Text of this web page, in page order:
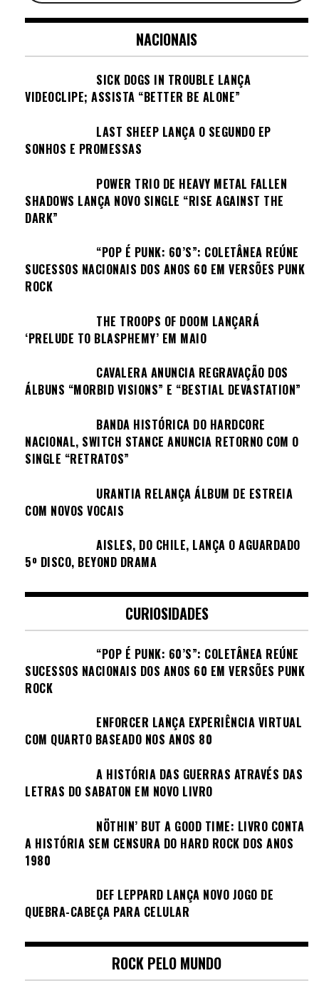
NACIONAIS
SICK DOGS IN TROUBLE LANÇA
VIDEOCLIPE; ASSISTA “BETTER BE ALONE”
LAST SHEEP LANÇA O SEGUNDO EP
SONHOS E PROMESSAS
POWER TRIO DE HEAVY METAL FALLEN
SHADOWS LANÇA NOVO SINGLE “RISE AGAINST THE
DARK”
“POP É PUNK: 60’S”: COLETÂNEA REÚNE
SUCESSOS NACIONAIS DOS ANOS 60 EM VERSÕES PUNK
ROCK
THE TROOPS OF DOOM LANÇARÁ
‘PRELUDE TO BLASPHEMY’ EM MAIO
CAVALERA ANUNCIA REGRAVAÇÃO DOS
ÁLBUNS “MORBID VISIONS” E “BESTIAL DEVASTATION”
BANDA HISTÓRICA DO HARDCORE
NACIONAL, SWITCH STANCE ANUNCIA RETORNO COM O
SINGLE “RETRATOS”
URANTIA RELANÇA ÁLBUM DE ESTREIA
COM NOVOS VOCAIS
AISLES, DO CHILE, LANÇA O AGUARDADO
5º DISCO, BEYOND DRAMA
CURIOSIDADES
“POP É PUNK: 60’S”: COLETÂNEA REÚNE
SUCESSOS NACIONAIS DOS ANOS 60 EM VERSÕES PUNK
ROCK
ENFORCER LANÇA EXPERIÊNCIA VIRTUAL
COM QUARTO BASEADO NOS ANOS 80
A HISTÓRIA DAS GUERRAS ATRAVÉS DAS
LETRAS DO SABATON EM NOVO LIVRO
NÖTHIN’ BUT A GOOD TIME: LIVRO CONTA
A HISTÓRIA SEM CENSURA DO HARD ROCK DOS ANOS
1980
DEF LEPPARD LANÇA NOVO JOGO DE
QUEBRA-CABEÇA PARA CELULAR
ROCK PELO MUNDO